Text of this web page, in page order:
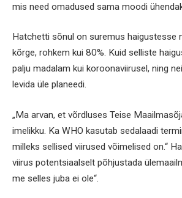
mis need omadused sama moodi
Hatchetti sõnul on suremus haigustesse
kõrge, rohkem kui 80%. Kuid selliste
palju madalam kui koroonaviirusel, ning
levida üle planeedi.
„Ma arvan, et võrdluses Teise
imelikku. Ka WHO kasutab sedalaadi
milleks sellised viirused võimelised on.“
viirus potentsiaalselt põhjustada
me selles juba ei ole“.